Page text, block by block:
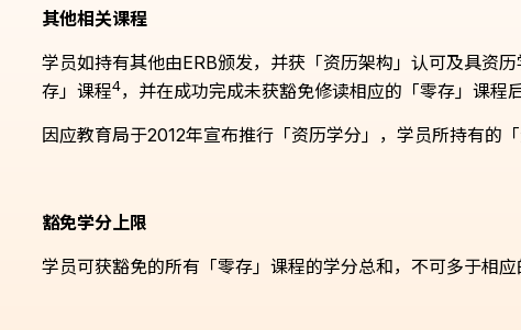
其他相关课程
学员如持有其他由ERB颁发，并获「资历架构」认可及具资
存」课程4，并在成功完成未获豁免修读相应的「零存」课程
因应教育局于2012年宣布推行「资历学分」，学员所持有的
豁免学分上限
学员可获豁免的所有「零存」课程的学分总和，不可多于相